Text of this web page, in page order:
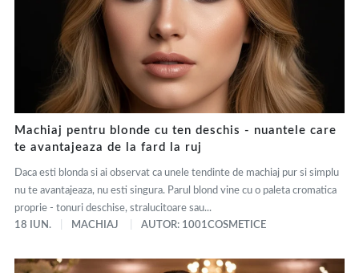
Machiaj pentru blonde cu ten deschis - nuantele care
te avantajeaza de la fard la ruj
Daca esti blonda si ai observat ca unele tendinte de machiaj pur si simplu
nu te avantajeaza, nu esti singura. Parul blond vine cu o paleta cromatica
proprie - tonuri deschise, stralucitoare sau...
18 IUN.
MACHIAJ AUTOR: 1001COSMETICE